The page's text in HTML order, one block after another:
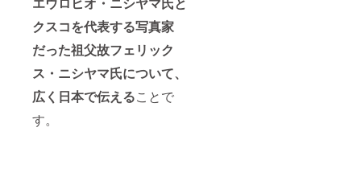
クスコを代表する写真家
だった祖父故フェリック
ス・ニシヤマ氏について、
広く日本で伝えることで
す。